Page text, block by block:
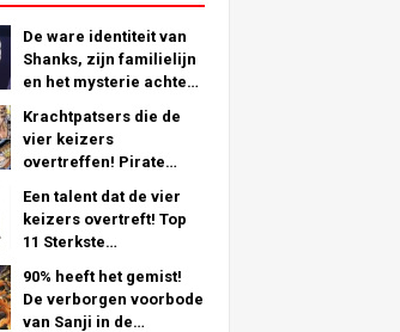
De ware identiteit van
Shanks, zijn familielijn
en het mysterie achter
diepgaande analyse uit
het laatste hoofdstuk!
Krachtpatsers die de
vier keizers
overtreffen! Pirate
ranking TOP 11 (Van 5e
naar 1e)
Een talent dat de vier
keizers overtreft! Top
11 Sterkste
Personages (Van de
11e naar de 6e plaats)
90% heeft het gemist!
De verborgen voorbode
van Sanji in de